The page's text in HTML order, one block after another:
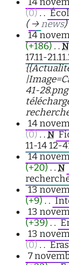
(0) . .
( → news)
14
(+186) . . N
17.11-
41-
14
(0) . . N
11-14 12-
14
(+20) . . N
13
(+9) . .
13
(+39) . .
13
(0) . .
7